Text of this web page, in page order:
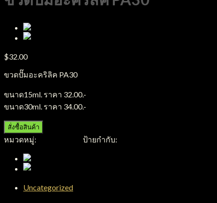
$32.00
ขวดปั๊มอะคริลิค PA30
ขนาด15ml. ราคา 32.00.-
ขนาด30ml. ราคา 34.00.-
สั่งซื้อสินค้า
หมวดหมู่: ป้ายกำกับ:
Uncategorized